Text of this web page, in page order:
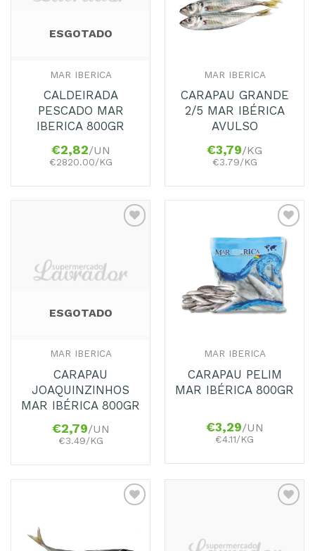
ESGOTADO
MAR IBERICA
CALDEIRADA
PESCADO MAR
IBERICA 800GR
€2,82/UN
€2820.00/KG
MAR IBERICA
CARAPAU GRANDE
2/5 MAR IBÉRICA
AVULSO
€3,79/KG
€3.79/KG
Favoritos
ESGOTADO
MAR IBERICA
CARAPAU
JOAQUINZINHOS
MAR IBÉRICA 800GR
€2,79/UN
€3.49/KG
Adicionar
aos
Favoritos
MAR IBERICA
CARAPAU PELIM
MAR IBÉRICA 800GR
€3,29/UN
€4.11/KG
Favoritos